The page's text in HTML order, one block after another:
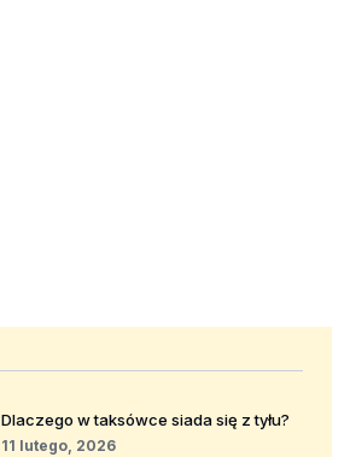
Dlaczego w taksówce siada się z tyłu?
11 lutego, 2026